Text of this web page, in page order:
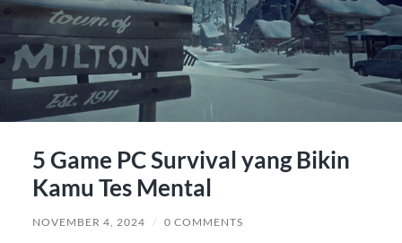
5 Game PC Survival yang Bikin
Kamu Tes Mental
NOVEMBER 4, 2024 / 0 COMMENTS